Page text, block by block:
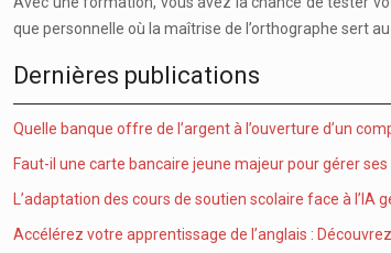
que personnelle où la maîtrise de l’orthographe sert au
Dernières publications
Quelle banque offre de l’argent à l’ouverture d’un
Faut-il une carte bancaire jeune majeur pour gérer
L’adaptation des cours de soutien scolaire face à l’IA
Accélérez votre apprentissage de l’anglais :